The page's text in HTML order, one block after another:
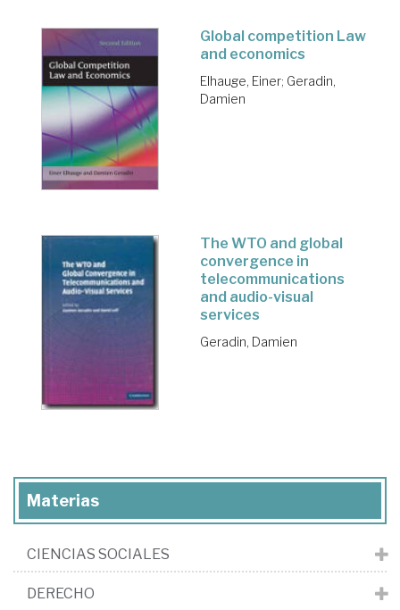
Global competition Law
and economics
Elhauge, Einer; Geradin,
Damien
The WTO and global
convergence in
telecommunications
and audio-visual
services
Geradin, Damien
Materias
CIENCIAS SOCIALES
DERECHO